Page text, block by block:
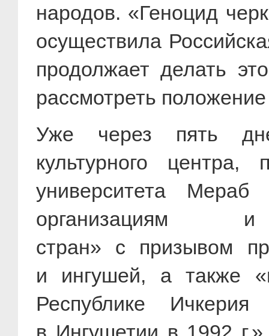
народов. «Геноцид
осуществила
продолжает делать
рассмотреть
Уже через пять
культурного центра,
университета
организациям и
стран» с призывом
и ингушей, а также
Республике